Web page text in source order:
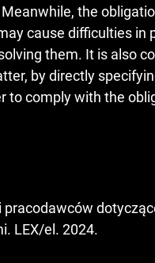
the
cause difficulties in
them. It is also
by directly
to comply with the
LEX/el. 2024.